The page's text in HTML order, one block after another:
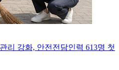
리 강화, 안전전담인력 613명 첫